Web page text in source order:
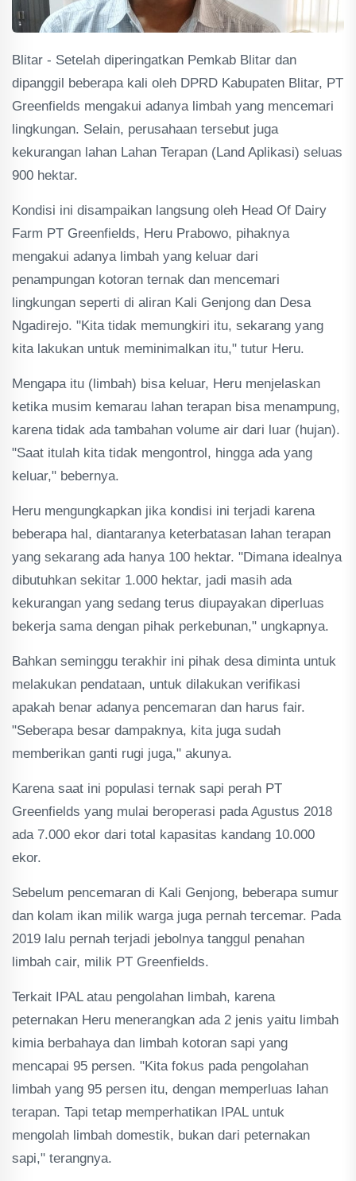
Blitar - Setelah diperingatkan Pemkab Blitar dan
dipanggil beberapa kali oleh DPRD Kabupaten Blitar, PT
Greenfields mengakui adanya limbah yang mencemari
lingkungan. Selain, perusahaan tersebut juga
kekurangan lahan Lahan Terapan (Land Aplikasi) seluas
900 hektar.
Kondisi ini disampaikan langsung oleh Head Of Dairy
Farm PT Greenfields, Heru Prabowo, pihaknya
mengakui adanya limbah yang keluar dari
penampungan kotoran ternak dan mencemari
lingkungan seperti di aliran Kali Genjong dan Desa
Ngadirejo. "Kita tidak memungkiri itu, sekarang yang
kita lakukan untuk meminimalkan itu," tutur Heru.
Mengapa itu (limbah) bisa keluar, Heru menjelaskan
ketika musim kemarau lahan terapan bisa menampung,
karena tidak ada tambahan volume air dari luar (hujan).
"Saat itulah kita tidak mengontrol, hingga ada yang
keluar," bebernya.
Heru mengungkapkan jika kondisi ini terjadi karena
beberapa hal, diantaranya keterbatasan lahan terapan
yang sekarang ada hanya 100 hektar. "Dimana idealnya
dibutuhkan sekitar 1.000 hektar, jadi masih ada
kekurangan yang sedang terus diupayakan diperluas
bekerja sama dengan pihak perkebunan," ungkapnya.
Bahkan seminggu terakhir ini pihak desa diminta untuk
melakukan pendataan, untuk dilakukan verifikasi
apakah benar adanya pencemaran dan harus fair.
"Seberapa besar dampaknya, kita juga sudah
memberikan ganti rugi juga," akunya.
Karena saat ini populasi ternak sapi perah PT
Greenfields yang mulai beroperasi pada Agustus 2018
ada 7.000 ekor dari total kapasitas kandang 10.000
ekor.
Sebelum pencemaran di Kali Genjong, beberapa sumur
dan kolam ikan milik warga juga pernah tercemar. Pada
2019 lalu pernah terjadi jebolnya tanggul penahan
limbah cair, milik PT Greenfields.
Terkait IPAL atau pengolahan limbah, karena
peternakan Heru menerangkan ada 2 jenis yaitu limbah
kimia berbahaya dan limbah kotoran sapi yang
mencapai 95 persen. "Kita fokus pada pengolahan
limbah yang 95 persen itu, dengan memperluas lahan
terapan. Tapi tetap memperhatikan IPAL untuk
mengolah limbah domestik, bukan dari peternakan
sapi," terangnya.